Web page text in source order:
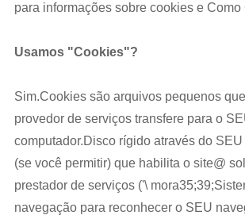
para informações sobre cookies e Como
Usamos "Cookies"?
Sim.Cookies são arquivos pequenos
provedor de serviços transfere para o
computador.Disco rígido através do
(se você permitir) que habilita o site@
prestador de serviços ('\
navegação para reconhecer o SEU